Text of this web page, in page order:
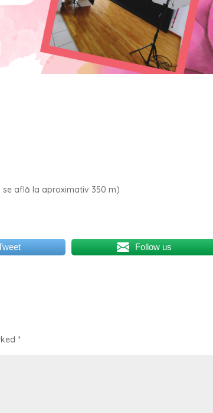
se află la aproximativ 350 m)
Follow us
*